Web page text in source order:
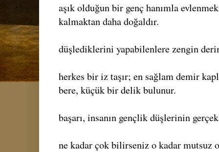
aşık olduğun bir genç hanımla
kalmaktan daha doğaldır.
düşlediklerini yapabilenlere zengin
herkes bir iz taşır; en sağlam demir
bere, küçük bir delik bulunur.
başarı, insanın gençlik düşlerinin
ne kadar çok bilirseniz o kadar mutsuz